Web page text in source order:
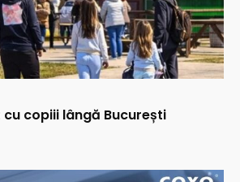
copiii lângă București